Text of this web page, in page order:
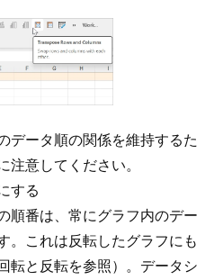
データ順の関係を維持するた
意してください。
する
順番は、常にグラフ内のデー
。これは反転したグラフにも
転と反転を参照）。データシ